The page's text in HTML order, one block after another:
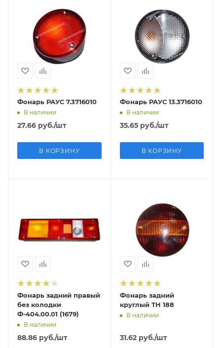
Фонарь РАУС 7.3716010
В наличии
27.66 руб./шт
В КОРЗИНУ
Фонарь РАУС 13.3716010
В наличии
35.65руб./шт
В КОРЗИНУ
Фонарь задний правый
без колодки
Ф-404.00.01 (1679)
В наличии
88.86 руб./шт
Фонарь задний
круглый ТН 188
В наличии
31.62руб./шт